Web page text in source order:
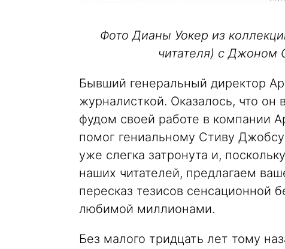
Фото Дианы Уокер из
читателя) с Джоном
Бывший генеральный директор
журналисткой. Оказалось, что он
фудом своей работе в компании
помог гениальному Стиву
уже слегка затронута и,
наших читателей, предлагаем
пересказ тезисов сенсационной
любимой миллионами.
Без малого тридцать лет тому